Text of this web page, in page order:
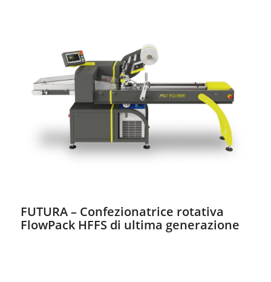
FUTURA – Confezionatrice rotativa
FlowPack HFFS di ultima generazione